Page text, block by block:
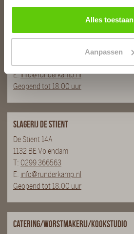
Alles toestaan
Aanpassen
Burg. Van Baarstraat 10
E:info@runderkamp.nl
Geopend tot 18.00 uur
Slagerij De Stient
De Stient 14A
1132 BE Volendam
T: 0299 366563
E: info@runderkamp.nl
Geopend tot 18.00 uur
Catering/Worstmakerij/Kookstudio